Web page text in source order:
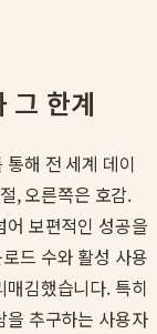
그 한계
해 전 세계 데이
, 오른쪽은 호감.
어 보편적인 성공을
드 수와 활성 사용
김했습니다. 특히
을 추구하는 사용자